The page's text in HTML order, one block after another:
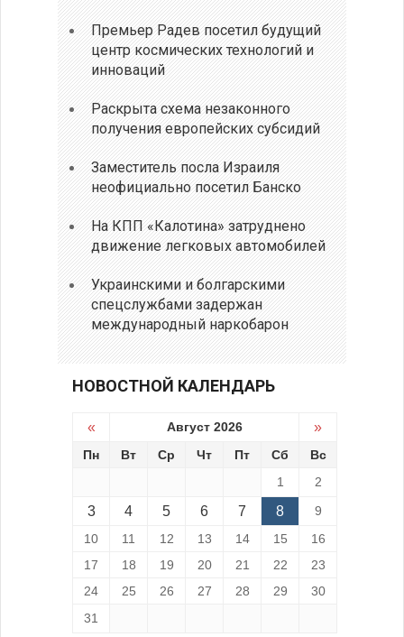
Премьер Радев посетил будущий
центр космических технологий и
инноваций
Раскрыта схема незаконного
получения европейских субсидий
Заместитель посла Израиля
неофициально посетил Банско
На КПП «Калотина» затруднено
движение легковых автомобилей
Украинскими и болгарскими
спецслужбами задержан
международный наркобарон
НОВОСТНОЙ КАЛЕНДАРЬ
« Август 2026 »
Пн Вт Ср Чт Пт Сб
Вс
1
2
3 4 5 6 7 8
9
10
11 12 13 14 15
16
17
18 19 20 21 22
23
24
25 26 27 28 29
30
31